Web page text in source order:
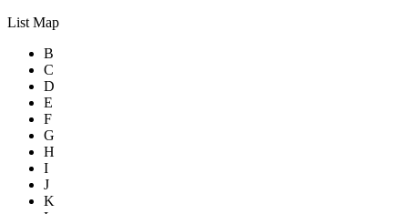
List Map
B
C
D
E
F
G
H
I
J
K